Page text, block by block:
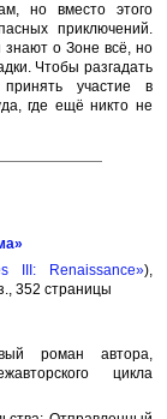
но вместо этого
приключений.
знают о Зоне всё, но
Чтобы разгадать
участие в
где ещё никто не
III: Renaissance»),
352 страницы
роман автора,
цикла